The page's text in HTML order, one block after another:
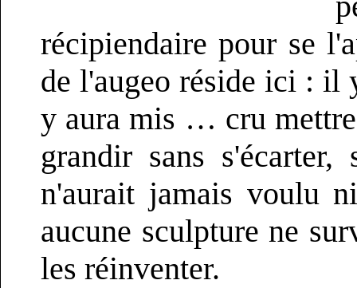
récipiendaire pour se
de l'augeo réside ici : il
y aura mis … cru
grandir sans
n'aurait jamais voulu
aucune sculpture ne
les réinventer.